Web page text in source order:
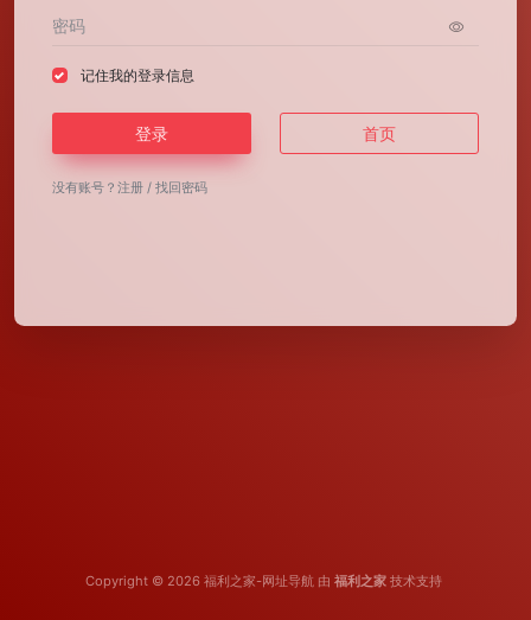
记住我的登录信息
登录 首页
没有账号？ 注册 / 找回密码
Copyright © 2026 福利之家-网址导航 由 福利之家 技术支持